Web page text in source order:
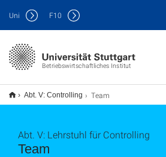
Betriebswirtschaftliches Institut
Uni F10
Abt. V: Controlling Team
Team
Abt. V: Lehrstuhl für Controlling